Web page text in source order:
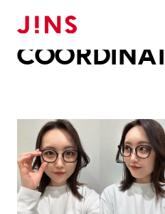
メガネのJINS TOP